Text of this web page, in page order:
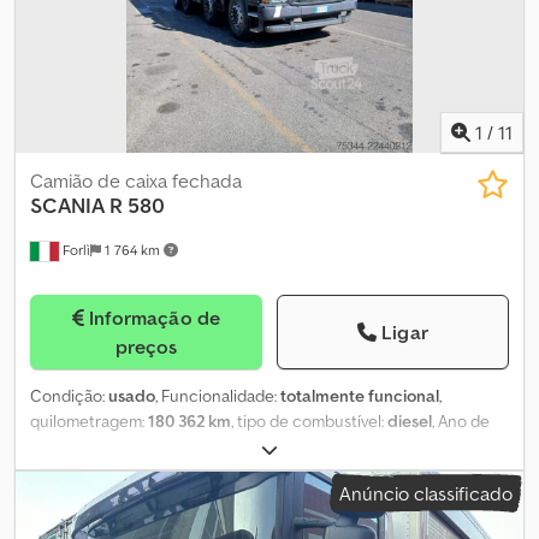
Suspensão pneumática completa * Eixo traseiro direcional
elevável * Parasol * Bancos aquecidos * Bloqueio do diferencial
Crjdpjzritnofx Aipef * Transmissão automática com 3 pedais *
Regulador de velocidade * Câmera de marcha-atrás * Pneus em
1 / 11
Forlì 1 764 km
Camião de caixa fechada
SCANIA R 580
Informação de
preços
Ligar
Condição:usado, Funcionalidade:totalmente funcional,
quilometragem:180 362 km, tipo de combustível:diesel, Ano de
, Caminhão Scania R580 8x4, 580 cv, Euro 5 Caixa de
câmbio manual Ar condicionado, vidros elétricos, rádio Ano de
fabricação: 2017 Equipamento: caçamba traseira Emilcamion
Plataforma traseira hidráulica/basculante Crodpfx Aszp Ikysipsf
Anúncio classificado